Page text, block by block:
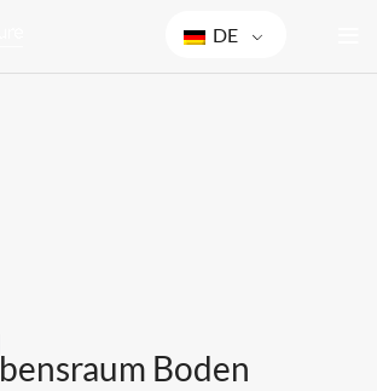
DE
bensraum Boden